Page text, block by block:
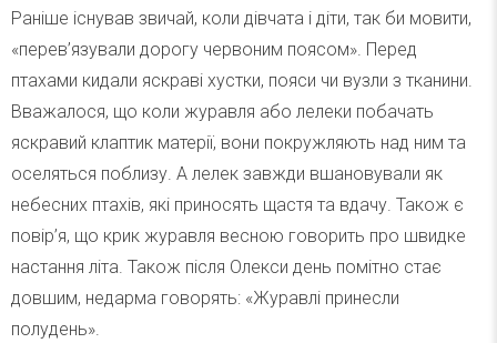
Раніше існував звичай, коли дівчата і діти, так би мовити,
«перев’язували дорогу червоним поясом». Перед
птахами кидали яскраві хустки, пояси чи вузли з тканини.
Вважалося, що коли журавля або лелеки побачать
яскравий клаптик матерії, вони покружляють над ним та
оселяться поблизу. А лелек завжди вшановували як
небесних птахів, які приносять щастя та вдачу. Також є
повір’я, що крик журавля весною говорить про швидке
настання літа. Також після Олекси день помітно стає
довшим, недарма говорять: «Журавлі принесли
полудень».